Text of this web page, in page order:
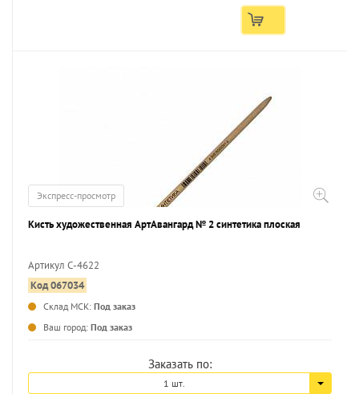
Экспресс-просмотр
Кисть художественная АртАвангард № 2 синтетика плоская
Артикул С-4622
Код 067034
Склад МСК: Под заказ
Ваш город: Под заказ
Заказать по:
1 шт.